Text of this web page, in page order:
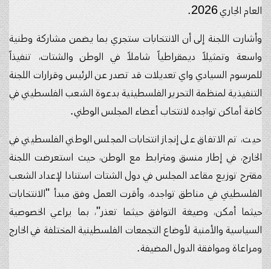
العام الجاري 2026.
وأشارت اللجنة إلى أن الانتخابات ستجري بما يضمن مشاركة وطنية
واسعة وتمثيلاً ديمقراطياً شاملاً في الوطن والشتات، تنفيذاً
للمرسوم السيادي واي تعديلات قد تصدر عن الرئيس وقرارات اللجنة
التنفيذية لمنظمة التحرير الفلسطينية بدعوة الشعب الفلسطيني في
كافة أماكن تواجده لانتخاب أعضاء المجلس الوطني.
حيث، تم الاتفاق على إنجاز انتخابات المجلس الوطني الفلسطيني في
الخارج، في إطار منسق ومترابط مع الوطن، حيث استعرضت اللجنة
مقترح توزيع مقاعد المجلس في دول الشتات استنادا لإعداد الشعب
الفلسطيني في مناطق تواجده، وأقرت العمل وفق مبدأ "الانتخابات
حيثما أمكن، وصيغة التوافق حيثما تعذر"، بما يراعي الخصوصية
السياسية والأمنية لأوضاع التجمعات الفلسطينية المختلفة في الخارج
ومراعاة وموافقة الدول المضيفة.